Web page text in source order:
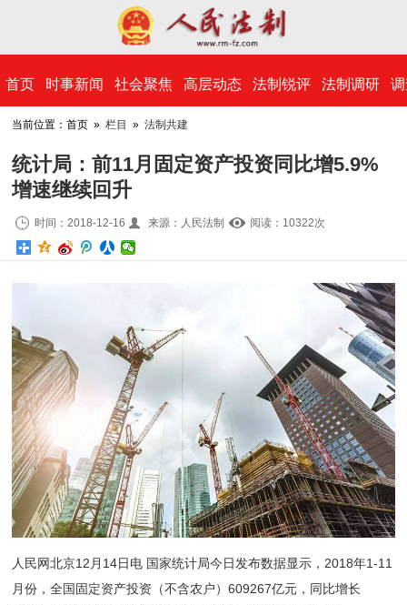
​首页 时事新闻 社会聚焦 高层动态 法制锐评 法制调研
当前位置：首页 »栏目 »法制共建
统计局：前11月固定资产投资同比增5.9%
增速继续回升
时间：2018-12-16 来源：人民法制 阅读：10322次
人民网北京12月14日电 国家统计局今日发布数据显示，2018年1-11
月份，全国固定资产投资（不含农户）609267亿元，同比增长